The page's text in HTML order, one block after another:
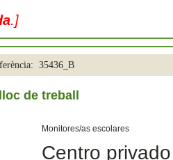
.]
35436_B
de treball
Monitores/as escolares
Centro